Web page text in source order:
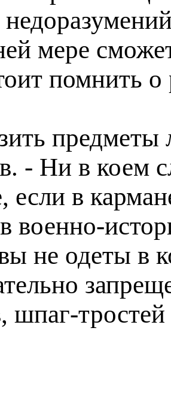
мере
помнить
предметы
- Ни в коем
если в
военно-
не одеты в
шпаг-